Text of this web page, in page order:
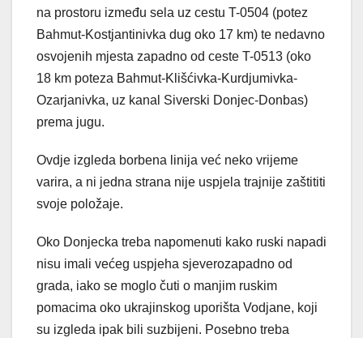
na prostoru između sela uz cestu T-0504 (potez
Bahmut-Kostjantinivka dug oko 17 km) te nedavno
osvojenih mjesta zapadno od ceste T-0513 (oko
18 km poteza Bahmut-Klišćivka-Kurdjumivka-
Ozarjanivka, uz kanal Siverski Donjec-Donbas)
prema jugu.
Ovdje izgleda borbena linija već neko vrijeme
varira, a ni jedna strana nije uspjela trajnije zaštititi
svoje položaje.
Oko Donjecka treba napomenuti kako ruski napadi
nisu imali većeg uspjeha sjeverozapadno od
grada, iako se moglo čuti o manjim ruskim
pomacima oko ukrajinskog uporišta Vodjane, koji
su izgleda ipak bili suzbijeni. Posebno treba